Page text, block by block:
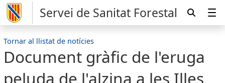
Servei de Sanitat Forestal
Tornar al llistat de notícies
Document gràfic de l'eruga
peluda de l'alzina a les Illes